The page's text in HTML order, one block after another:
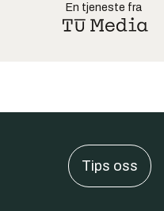
En tjeneste fra
Tips oss